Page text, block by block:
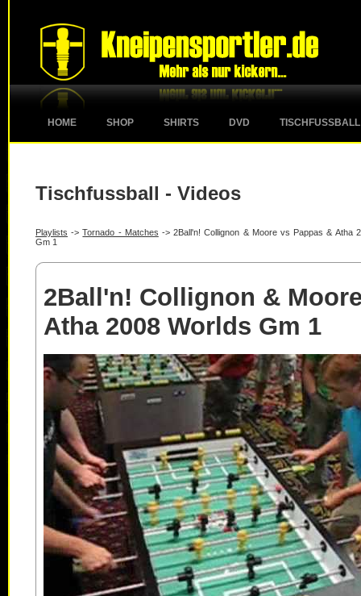
HOME SHOP SHIRTS DVD TISCHFUSSBALL
Tischfussball - Videos
Playlists ->Tornado - Matches -> 2Ball'n! Collignon & Moore vs Pappas & Atha
Gm 1
2Ball'n! Collignon &
Atha 2008 Worlds Gm 1